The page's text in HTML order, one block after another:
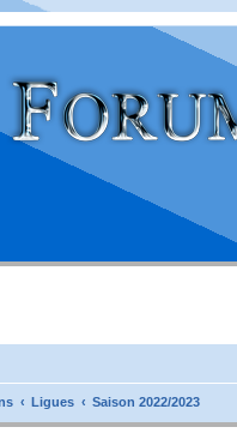
Ligues Saison 2022/2023